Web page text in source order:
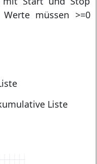
müssen >=0
Liste